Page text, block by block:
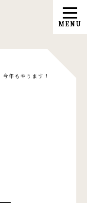
今年もやります！